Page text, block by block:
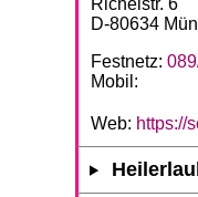
D-80634
Festnetz:
Mobil:
Web: https://